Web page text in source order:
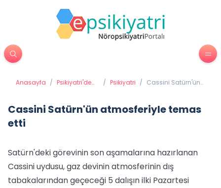
Anasayfa / Psikiyatri'de
/ Psikiyatri / Cassini Satürn'ün
Cassini Satürn'ün atmosferiyle temas
etti
Satürn'deki görevinin son aşamalarına hazırlanan
Cassini uydusu, gaz devinin atmosferinin dış
tabakalarından geçeceği 5 dalışın ilki Pazartesi